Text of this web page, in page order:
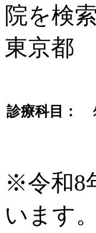
診療科目：
※令和8
います